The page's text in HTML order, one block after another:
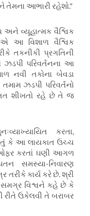
આભારી રહેશો."
અને વ્યૂહાત્મક વૈશ્વિક
આ વિશાળ વૈશ્વિક
તકનીકી પ્રગતિની
પરિવર્તનના આ
નવી તકોના બેવડા
ઝડપી પરિવર્તનો
શીખતો રહે છે તે જ
કરતા,
કે આ લાયકાત ઉચ્ચ
કરતાં ઘણી આગળ
સમસ્યા-નિવારણ
તરીકે કાર્ય કરે છે. શ્રી
સમગ્ર વિશ્વને કહે છે કે
ઉકેલવી તે બરાબર